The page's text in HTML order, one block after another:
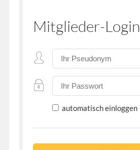
Mitglieder-Login
automatisch einloggen